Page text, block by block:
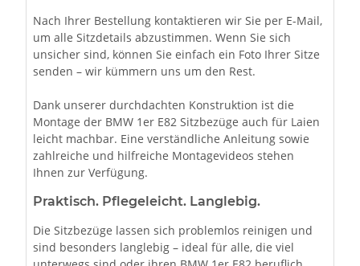
Nach Ihrer Bestellung kontaktieren wir Sie per E-Mail,
um alle Sitzdetails abzustimmen. Wenn Sie sich
unsicher sind, können Sie einfach ein Foto Ihrer Sitze
senden – wir kümmern uns um den Rest.
Dank unserer durchdachten Konstruktion ist die
Montage der BMW 1er E82 Sitzbezüge auch für Laien
leicht machbar. Eine verständliche Anleitung sowie
zahlreiche und hilfreiche Montagevideos stehen
Ihnen zur Verfügung.
Praktisch. Pflegeleicht. Langlebig.
Die Sitzbezüge lassen sich problemlos reinigen und
sind besonders langlebig – ideal für alle, die viel